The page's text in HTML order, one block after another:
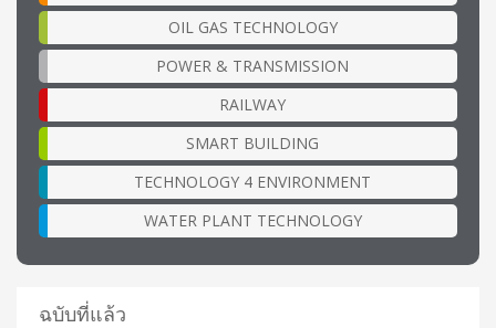
OIL GAS TECHNOLOGY
POWER & TRANSMISSION
RAILWAY
SMART BUILDING
TECHNOLOGY 4 ENVIRONMENT
WATER PLANT TECHNOLOGY
ฉบับที่แล้ว